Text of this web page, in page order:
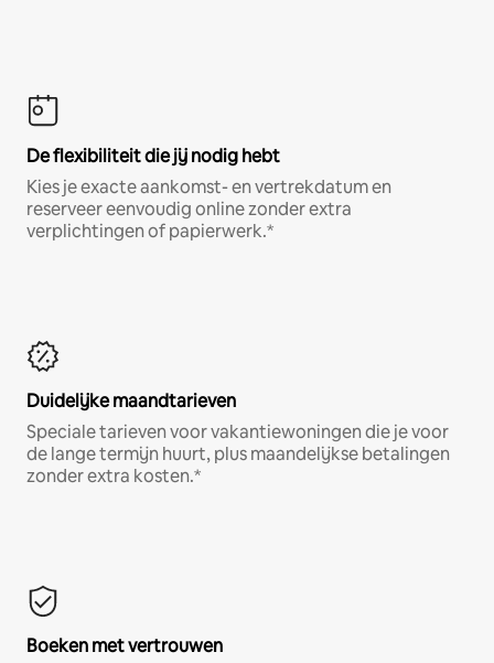
De flexibiliteit die jij nodig hebt
Kies je exacte aankomst- en vertrekdatum en
reserveer eenvoudig online zonder extra
verplichtingen of papierwerk.*
Duidelijke maandtarieven
Speciale tarieven voor vakantiewoningen die je voor
de lange termijn huurt, plus maandelijkse betalingen
zonder extra kosten.*
Boeken met vertrouwen